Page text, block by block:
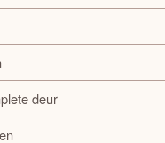
deur